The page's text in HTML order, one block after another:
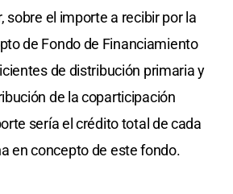
sobre el importe a recibir por la
de Fondo de Financiamiento
de distribución primaria y
de la coparticipación
sería el crédito total de cada
en concepto de este fondo.